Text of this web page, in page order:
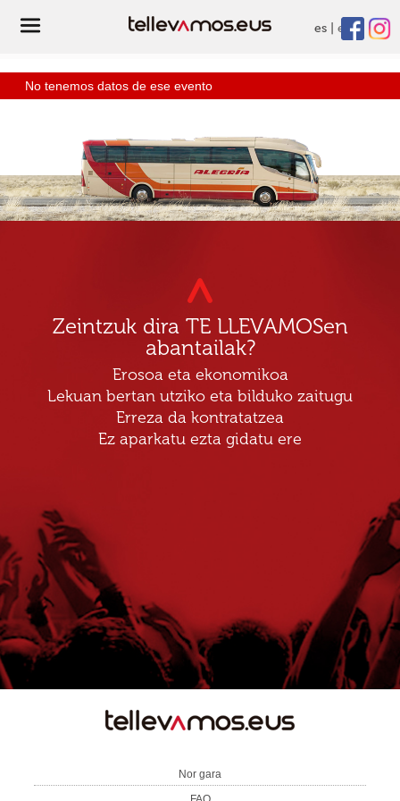
es eu
No tenemos datos de ese evento
Zeintzuk dira TE LLEVAMOSen
abantailak?
Erosoa eta ekonomikoa
Lekuan bertan utziko eta bilduko zaitugu
Erreza da kontratatzea
Ez aparkatu ezta gidatu ere
Nor gara